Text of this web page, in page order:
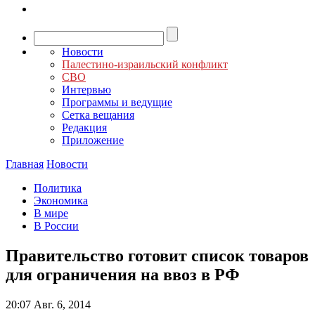
Новости
Палестино-израильский конфликт
СВО
Интервью
Программы и ведущие
Сетка вещания
Редакция
Приложение
Главная Новости
Политика
Экономика
В мире
В России
Правительство готовит список товаров
для ограничения на ввоз в РФ
20:07 Авг. 6, 2014